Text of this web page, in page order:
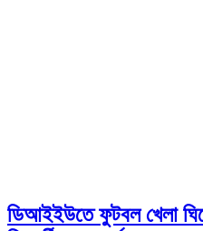
ডিআইইউতে ফুটবল খেলা